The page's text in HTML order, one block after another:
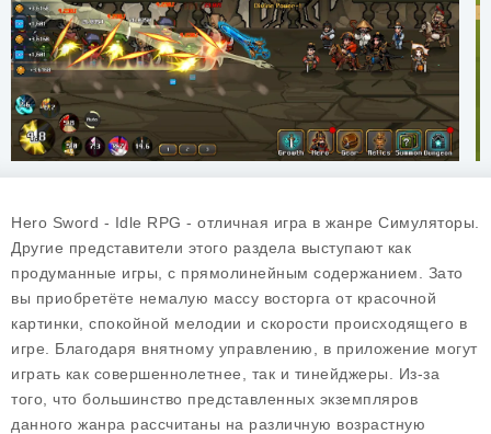
Hero Sword - Idle RPG - отличная игра в жанре Симуляторы.
Другие представители этого раздела выступают как
продуманные игры, с прямолинейным содержанием. Зато
вы приобретёте немалую массу восторга от красочной
картинки, спокойной мелодии и скорости происходящего в
игре. Благодаря внятному управлению, в приложение могут
играть как совершеннолетнее, так и тинейджеры. Из-за
того, что большинство представленных экземпляров
данного жанра рассчитаны на различную возрастную